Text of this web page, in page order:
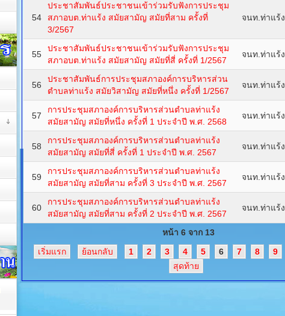
54
ประชาสัมพันธ์ประชาชนเข้าร่วมรับฟังการประชุม
สภาอบต.ท่าแร้ง สมัยสามัญ สมัยที่สาม ครั้งที่
3/2567
จนท.ท่าแร้ง
55
ประชาสัมพันธ์ประชาชนเข้าร่วมรับฟังการประชุม
สภาอบต.ท่าแร้ง สมัยสามัญ สมัยที่สี่ ครั้งที่ 1/2567
จนท.ท่าแร้ง
56
ประชาสัมพันธ์การประชุมสภาองค์การบริหารส่วน
ตำบลท่าแร้ง สมัยวิสามัญ สมัยที่หนึ่ง ครั้งที่ 1/2567
จนท.ท่าแร้ง
57
การประชุมสภาองค์การบริหารส่วนตำบลท่าแร้ง
สมัยสามัญ สมัยที่หนึ่ง ครั้งที่ 1 ประจำปี พ.ศ. 2568
จนท.ท่าแร้ง
58
การประชุมสภาองค์การบริหารส่วนตำบลท่าแร้ง
สมัยสามัญ สมัยที่สี่ ครั้งที่ 1 ประจำปี พ.ศ. 2567
จนท.ท่าแร้ง
59
การประชุมสภาองค์การบริหารส่วนตำบลท่าแร้ง
สมัยสามัญ สมัยที่สาม ครั้งที่ 3 ประจำปี พ.ศ. 2567
จนท.ท่าแร้ง
60
การประชุมสภาองค์การบริหารส่วนตำบลท่าแร้ง
สมัยสามัญ สมัยที่สาม ครั้งที่ 2 ประจำปี พ.ศ. 2567
จนท.ท่าแร้ง
หน้า 6 จาก 13
เริ่มแรก
ย้อนกลับ 1 2 3 4 5 6 7 8 9
สุดท้าย